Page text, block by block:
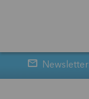
Newsletter